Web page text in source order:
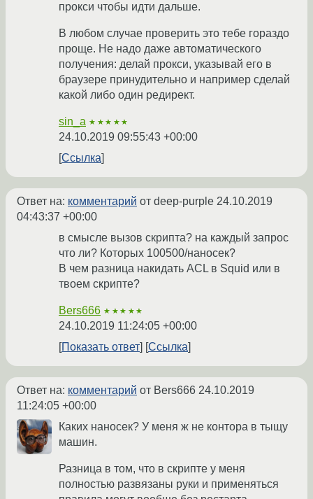
прокси чтобы идти дальше.
В любом случае проверить это тебе гораздо
проще. Не надо даже автоматического
получения: делай прокси, указывай его в
браузере принудительно и например сделай
какой либо один редирект.
sin_a ★★★★★
24.10.2019 09:55:43 +00:00
Ссылка
Ответ на: комментарий от deep-purple 24.10.2019
04:43:37 +00:00
в смысле вызов скрипта? на каждый запрос
что ли? Которых 100500/наносек?
В чем разница накидать ACL в Squid или в
твоем скрипте?
Bers666 ★★★★★
24.10.2019 11:24:05 +00:00
Показать ответ
Ссылка
Ответ на: комментарий от Bers666 24.10.2019
11:24:05 +00:00
Каких наносек? У меня ж не контора в тыщу
машин.
Разница в том, что в скрипте у меня
полностью развязаны руки и применяться